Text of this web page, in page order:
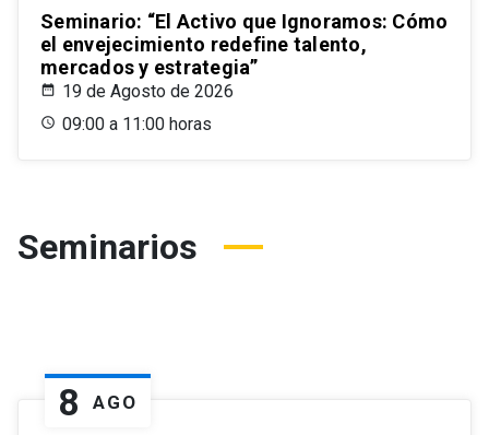
Seminario: “El Activo que Ignoramos: Cómo
el envejecimiento redefine talento,
mercados y estrategia”
19 de Agosto de 2026
09:00 a 11:00 horas
Seminarios
8 AGO